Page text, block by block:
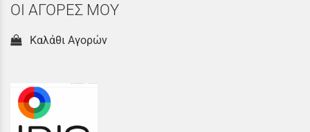
ΟΙ ΑΓΟΡΕΣ ΜΟΥ
Καλάθι Αγορών